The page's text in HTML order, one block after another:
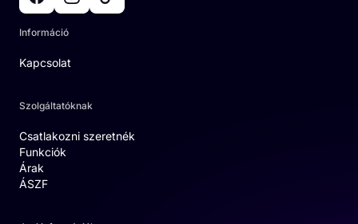
Információ
Kapcsolat
Szolgáltatóknak
Csatlakozni szeretnék
Funkciók
Árak
ÁSZF